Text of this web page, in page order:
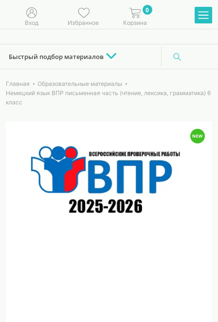
Вход Избранное
0
Корзина
Быстрый подбор материалов
Главная
Образовательные материалы
Немецкий язык ВПР письменная часть (чтение, лексика, грамматика) 6
класс